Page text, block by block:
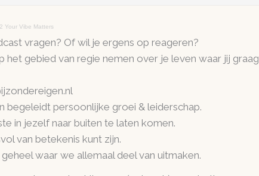
Your Vibe Matters
vragen? Of wil je ergens op reageren?
het gebied van regie nemen over je leven waar jij graag
begeleidt persoonlijke groei & leiderschap.
in jezelf naar buiten te laten komen.
van betekenis kunt zijn.
waar we allemaal deel van uitmaken.